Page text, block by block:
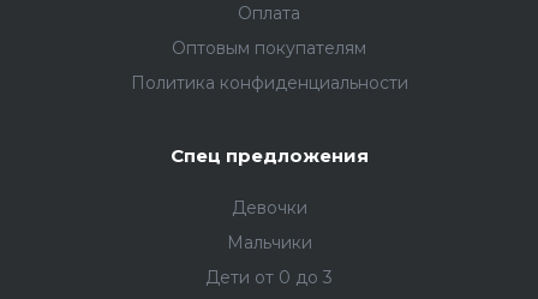
Оплата
Оптовым покупателям
Политика конфиденциальности
Спец предложения
Девочки
Мальчики
Дети от 0 до 3